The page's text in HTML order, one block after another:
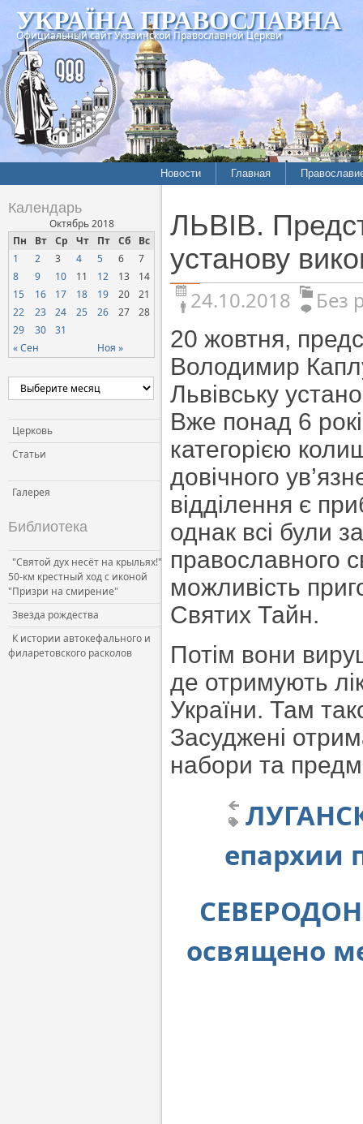
УКРАЇНА ПРАВОСЛАВНА
Официальный сайт Украинской Православной Церкви
Новости Главная
Календарь
Октябрь 2018
Пн
Вт Ср Чт Пт Сб Вс
« Сен Ноя »
1 2 3 4 5 6
7
8
9 10 11 12 13
14
15
16 17 18 19 20
21
22
23 24 25 26 27
28
29
30 31
Церковь
Статьи
Галерея
Библиотека
"Святой дух несёт на крыльях!"
50-км крестный ход с иконой
"Призри на смирение"
Звезда рождества
К истории автокефального и
филаретовского расколов
ЛЬВІВ.
установу
24.10.2018
Без
20 жовтня,
Володимир
Львівську
Вже понад 6
категорією
довічного
відділення є
однак всі були
православного
можливість
Святих Тайн.
Потім вони
де отримують
України. Там
Засуджені
набори та
епархии
освящено